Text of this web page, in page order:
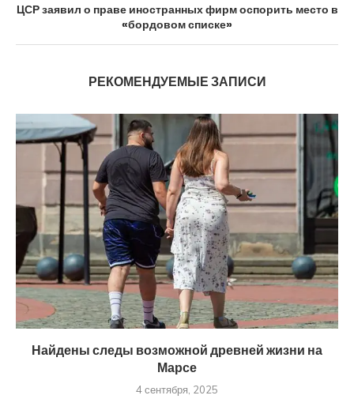
ЦСР заявил о праве иностранных фирм оспорить место в
«бордовом списке»
РЕКОМЕНДУЕМЫЕ ЗАПИСИ
Найдены следы возможной древней жизни на
Марсе
4 сентября, 2025